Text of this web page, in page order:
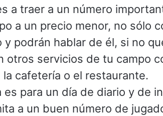
a traer a un número
a un precio menor, no sólo
y podrán hablar de él, si no
otros servicios de tu campo
la cafetería o el restaurante.
es para un día de diario y de
a un buen número de